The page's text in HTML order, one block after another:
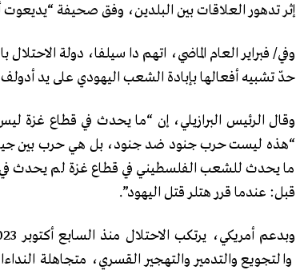
إثر تدهور العلاقات بين البلدين، وفق صحيفة “يديعوت
وفي/ فبراير العام الماضي، اتهم دا سيلفا، دولة
حدّ تشبيه أفعالها بإبادة الشعب اليهودي على يد أدولف
وقال الرئيس البرازيلي، إن “ما يحدث في قطاع غزة
“هذه ليست حرب جنود ضد جنود، بل هي حرب بين جيش
ما يحدث للشعب الفلسطيني في قطاع غزة لم يحدث
قبل: عندما قرر هتلر قتل اليهود”.
والتجويع والتدمير والتهجير القسري، متجاهلة